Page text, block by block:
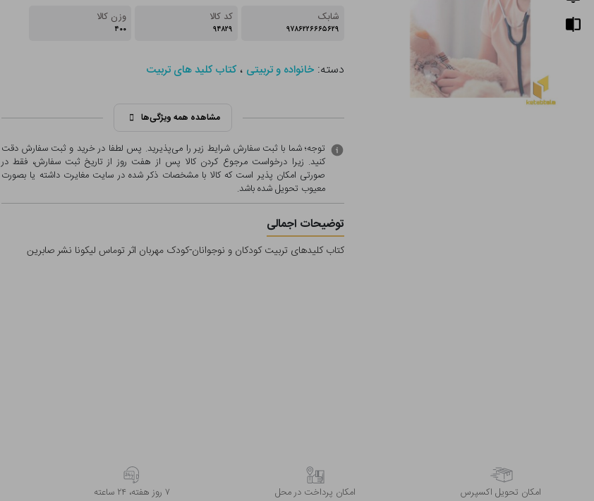
شابک
۹۷۸۶۲۲۶۶۶۵۶۲۹
کد کالا
۹۴۸۲۹
وزن کالا
۴۰۰
دسته: خانواده و تربیتی ،کتاب کلید های تربیت
مشاهده همه ویژگی‌ها
توجه؛ شما با ثبت سفارش شرایط زیر را می‌پذیرید. پس لطفا در خرید و ثبت سفارش دقت
کنید. زیرا درخواست مرجوع کردن کالا پس از هفت روز از تاریخ ثبت سفارش، فقط در
صورتی امکان پذیر است که کالا با مشخصات ذکر شده در سایت مغایرت داشته یا بصورت
معيوب تحویل شده باشد.
توضیحات اجمالی
کتاب کلیدهای تربیت کودکان و نوجوانان-کودک مهربان اثر توماس لیکونا نشر صابرین
اﻣﮑﺎن ﺗﺤﻮﯾﻞ اﮐﺴﭙﺮس امکان پرداخت در محل ۷ روز ﻫﻔﺘﻪ، ۲۴ ﺳﺎﻋﺘﻪ